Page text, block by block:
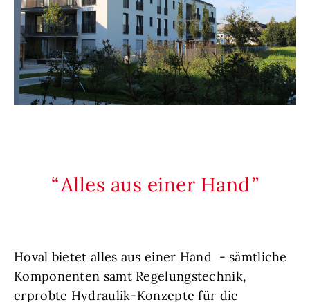
Alles aus einer Hand
Hoval bietet alles aus einer Hand - sämtliche
Komponenten samt Regelungstechnik,
erprobte Hydraulik-Konzepte für die